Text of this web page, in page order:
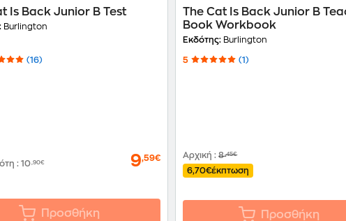
Is Back Junior B Test
Burlington
(16)
: 10,90€ 9,59€
Προσθήκη
The Cat Is Back Junior B
Book Workbook
Εκδότης: Burlington
5 (1)
Αρχική:8,45€
6,70€έκπτωση
Προσθήκη